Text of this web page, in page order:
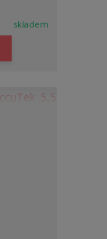
skladem